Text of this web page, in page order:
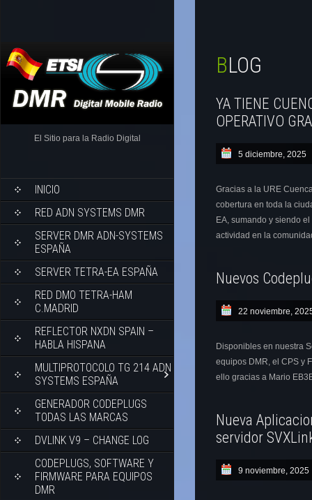
El Sitio para la Radio Digital
INICIO
RED ADN SYSTEMS DMR
SERVER DMR ADN-SYSTEMS
ESPAÑA
SERVER TETRA-EA ESPAÑA
RED DMO TETRA-HAM
C.MADRID
REFLECTOR NXDN SPAIN –
HABLA HISPANA
MULTIPROTOCOLO TG 214 ADN
SYSTEMS ESPAÑA
GENERADOR CODEPLUGS
TODAS LAS MARCAS
DVLINK V9 – CHANGE LOG
CODEPLUGS, SOFTWARE Y
FIRMWARE PARA EQUIPOS
DMR
BLOG
YA TIENE
OPERATIVO
5 diciembre, 2025
Gracias a la URE
cobertura en toda la
EA, sumando y siendo
actividad en la
Nuevos
22 noviembre,
Disponibles en nuestra
equipos DMR, el CPS y
ello gracias a Mario
Nueva
servidor
9 noviembre, 2025